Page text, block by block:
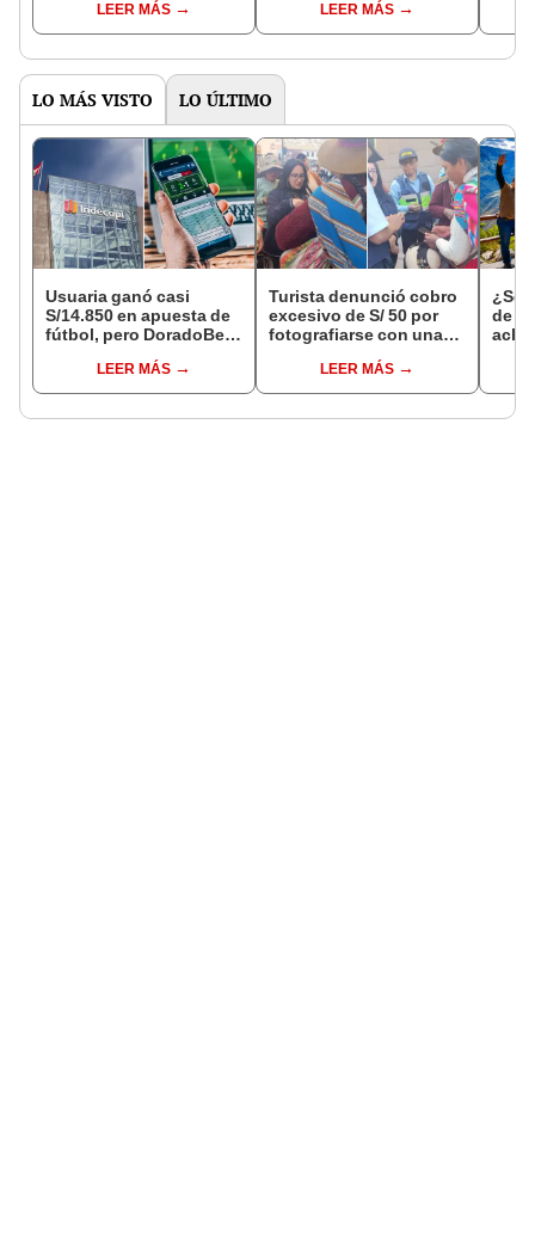
LEER MÁS
de mesa para este 4 de
octubre en el link oficial
LEER MÁS
LO MÁS VISTO LO ÚLTIMO
Usuaria ganó casi
S/14.850 en apuesta de
fútbol, pero DoradoBet
Indecopi multó a la
empresa con más de S/
LEER MÁS
Turista denunció cobro
excesivo de S/ 50 por
fotografiarse con una
Serenazgo recuperó el
dinero
LEER MÁS
¿Se
de